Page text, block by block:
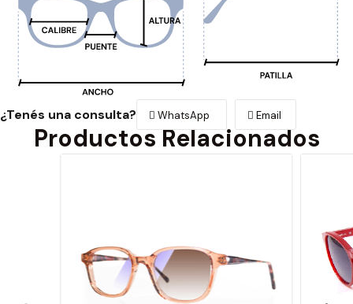
¿Tenés una consulta? WhatsApp Email
Productos Relacionados